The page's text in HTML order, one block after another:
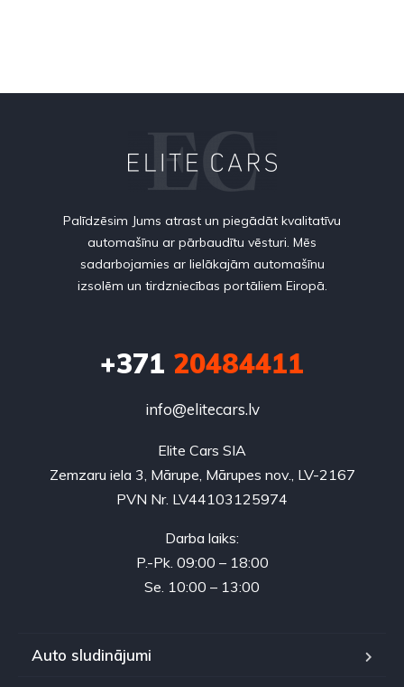
Palīdzēsim Jums atrast un piegādāt kvalitatīvu
automašīnu ar pārbaudītu vēsturi. Mēs
sadarbojamies ar lielākajām automašīnu
izsolēm un tirdzniecības portāliem Eiropā.
+371 20484411
info@elitecars.lv
Elite Cars SIA
Zemzaru iela 3, Mārupe, Mārupes nov., LV-2167
PVN Nr. LV44103125974
Darba laiks:
P.-Pk. 09:00 – 18:00
Se. 10:00 – 13:00
Auto sludinājumi